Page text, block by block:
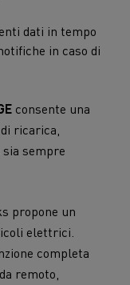
dati in tempo
in caso di
consente una
ricarica,
sempre
propone un
elettrici.
completa
remoto,